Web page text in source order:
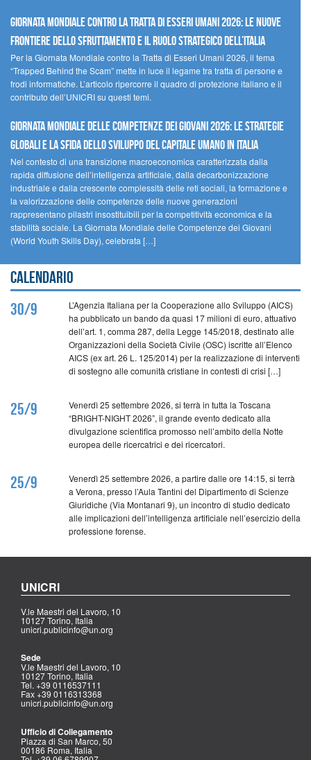
GIORNATA MONDIALE CONTRO LA TRATTA DI ESSERI UMANI 2026: LE NUOVE
FRONTIERE DELLO SFRUTTAMENTO E IL RUOLO STRATEGICO DELL’ITALIA
Per la Giornata Mondiale contro la Tratta di Esseri Umani 2026, il tema
“Trapped Behind the Scam” mette in luce il legame tra tratta di persone e
frodi informatiche. L’articolo ripercorre il quadro di protezione italiano e il
contributo dell’UNICRI su questi temi.
GIORNATA MONDIALE DELLE COMPETENZE DEI GIOVANI 2026: LE STRATEGIE
GLOBALI E LA SFIDA DELLO SVILUPPO DEL CAPITALE UMANO IN ITALIA
Nel contesto di una transizione macroeconomica caratterizzata dalla
rapida diffusione dell’intelligenza artificiale, dalla decarbonizzazione
industriale e dalla crescente complessità delle reti sociali, la formazione e
la valorizzazione delle competenze delle nuove generazioni
rappresentano pilastri insostituibili per la competitività economica e la
stabilità sociale. La Giornata Mondiale delle Competenze dei Giovani
(World Youth Skills Day), celebrata […]
Calendario
30/9
L’Agenzia Italiana per la Cooperazione allo Sviluppo (AICS)
ha pubblicato un bando da quasi 17 milioni di euro, attuativo
dell’art. 1, comma 287, della Legge 145/2018, destinato alle
Organizzazioni della Società Civile (OSC) iscritte all’Elenco
AICS (ex art. 26 L. 125/2014) per la realizzazione di interventi
di sostegno alle comunità cristiane in contesti di crisi […]
25/9
Venerdì 25 settembre 2026, si terrà in tutta la Toscana
“BRIGHT-NIGHT 2026”, il grande evento dedicato alla
divulgazione scientifica promosso nell’ambito della Notte
europea delle ricercatrici e dei ricercatori.
25/9
Venerdì 25 settembre 2026, a partire dalle ore 14:15, si terrà
a Verona, presso l’Aula Tantini del Dipartimento di Scienze
Giuridiche (Via Montanari 9), un incontro di studio dedicato
alle implicazioni dell’intelligenza artificiale nell’esercizio della
professione forense.
UNICRI
V.le Maestri del Lavoro, 10
10127 Torino, Italia
unicri.publicinfo@un.org
Sede
V.le Maestri del Lavoro, 10
10127 Torino, Italia
Tel. +39 0116537111
Fax +39 0116313368
unicri.publicinfo@un.org
Ufficio di Collegamento
Piazza di San Marco, 50
00186 Roma, Italia